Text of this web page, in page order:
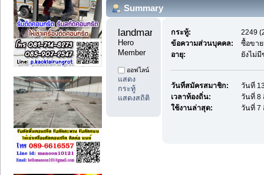
Summary
landmark4598
Hero
Member
ออฟไลน์
แสดง
กระทู้
แสดงสถิติ
กระทู้:
2249
ข้อความส่วนบุคคล:
ซื้อขา
อายุ:
ยังไม่
วันที่สมัครสมาชิก:
วันที่
เวลาท้องถิ่น:
วันที่ 8
ใช้งานล่าสุด:
วันที่ 7